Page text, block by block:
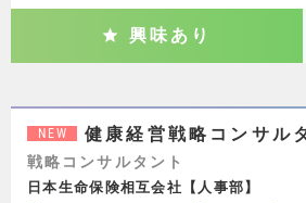
興味あり
NEW 健康経営戦略コンサル
戦略コンサルタント
日本生命保険相互会社【人事部】